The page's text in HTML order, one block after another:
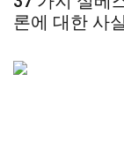
론에 대한 사실